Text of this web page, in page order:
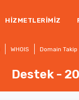
HIZMETLERIMIZ
WHOIS Domain Takip
Destek-